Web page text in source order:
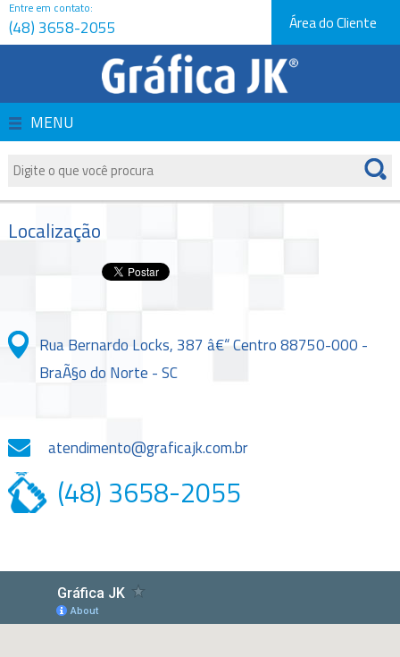
Página Inicial
Produtos
Fale Conosco
Área do Cliente
Entre em contato:
(48) 3658-2055
MENU
Localização
Rua Bernardo Locks, 387 â€“ Centro 88750-000 -
BraÃ§o do Norte - SC
atendimento@graficajk.com.br
(48) 3658-2055